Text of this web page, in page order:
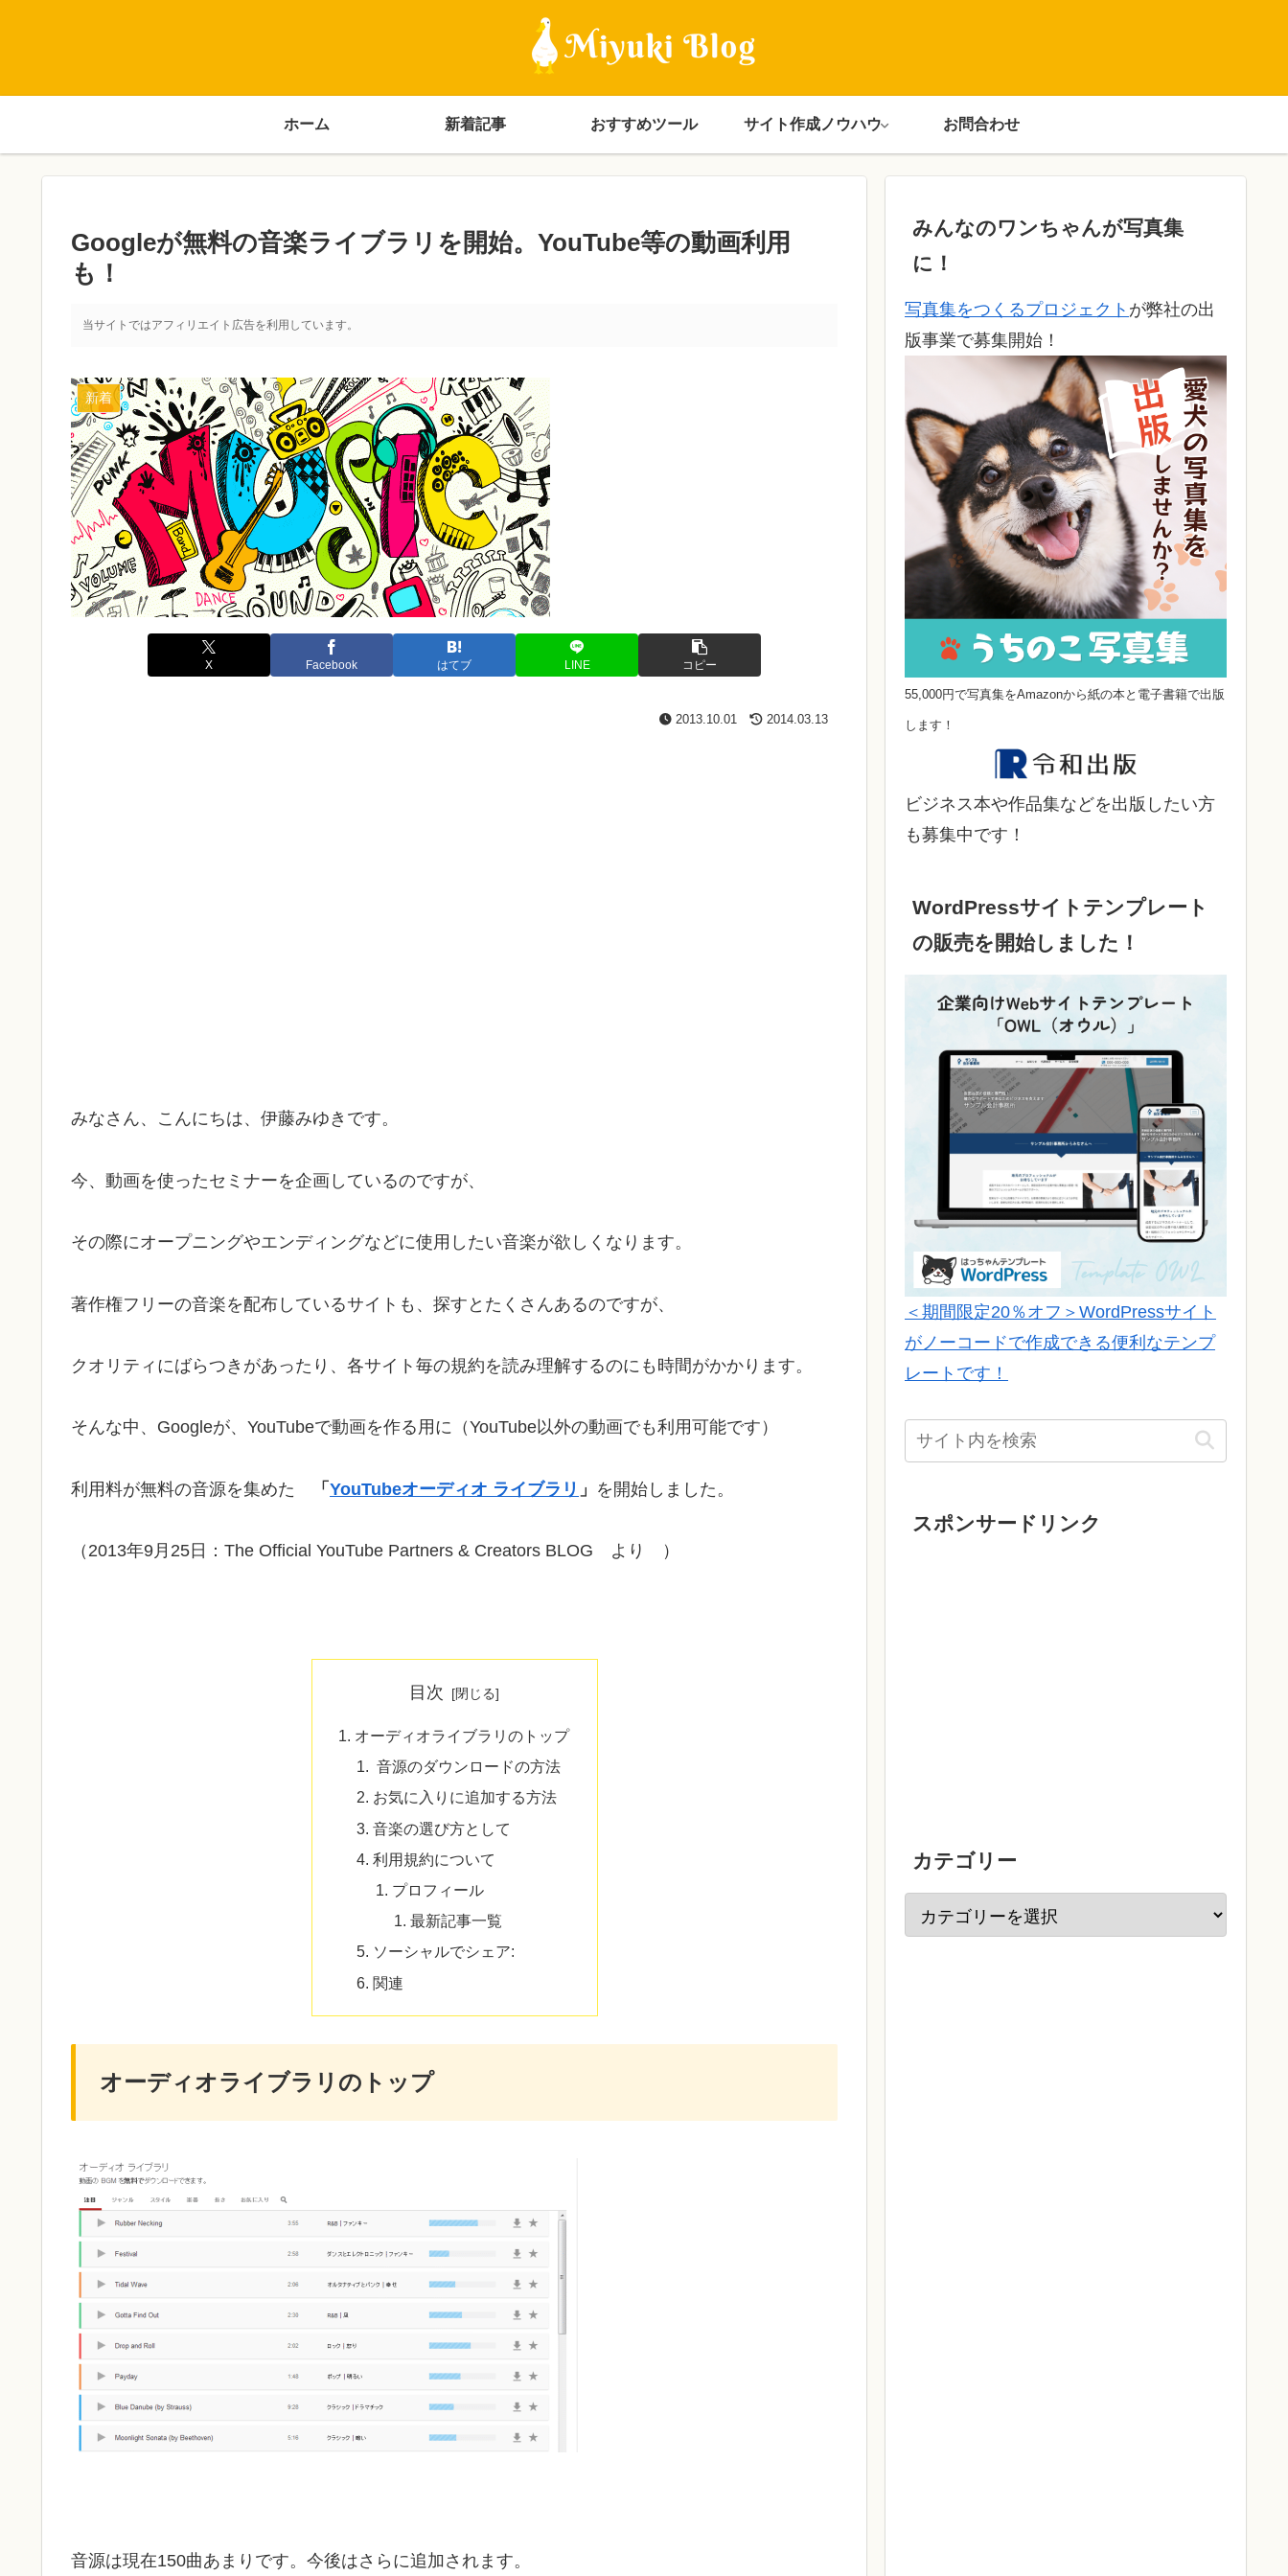
ホーム 新着記事 おすすめツール サイト作成ノウハウ お問合わせ
Googleが無料の音楽ライブラリを開始。YouTube等の動画利用
も！
当サイトではアフィリエイト広告を利用しています。
新着
X Facebook はてブ LINE コピー
2013.10.01 2014.03.13
みなさん、こんにちは、伊藤みゆきです。
今、動画を使ったセミナーを企画しているのですが、
その際にオープニングやエンディングなどに使用したい音楽が欲しくなります。
著作権フリーの音楽を配布しているサイトも、探すとたくさんあるのですが、
クオリティにばらつきがあったり、各サイト毎の規約を読み理解するのにも時間がかかります。
そんな中、Googleが、YouTubeで動画を作る用に（YouTube以外の動画でも利用可能です）
利用料が無料の音源を集めた 「 YouTubeオーディオ ライブラリ 」 を開始しました。
（2013年9月25日：The Official YouTube Partners & Creators BLOG より ）
目次
オーディオライブラリのトップ
音源のダウンロードの方法
お気に入りに追加する方法
音楽の選び方として
利用規約について
プロフィール
最新記事一覧
ソーシャルでシェア:
関連
オーディオライブラリのトップ
音源は現在150曲あまりです。今後はさらに追加されます。
みんなのワンちゃんが写真集
に！
写真集をつくるプロジェクト が弊社の出
版事業で募集開始！
55,000円で写真集をAmazonから紙の本と電子書籍で出版
します！
ビジネス本や作品集などを出版したい方
も募集中です！
WordPressサイトテンプレート
の販売を開始しました！
＜期間限定20％オフ＞WordPressサイト
がノーコードで作成できる便利なテンプ
レートです！
スポンサードリンク
カテゴリー